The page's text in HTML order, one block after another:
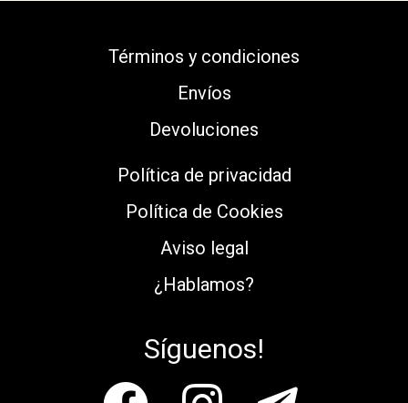
Términos y condiciones
Envíos
Devoluciones
Política de privacidad
Política de Cookies
Aviso legal
¿Hablamos?
Síguenos!